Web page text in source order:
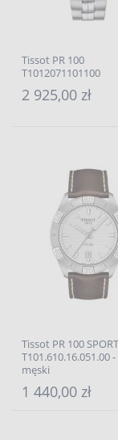
Tissot PR 100
T1012071101100
2 925,00 zł
Tissot PR 100
T101.610.16.051.00
męski
1 440,00 zł